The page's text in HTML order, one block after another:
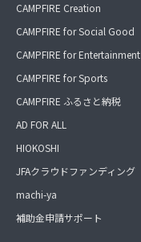
CAMPFIRE Creation
CAMPFIRE for Social Good
CAMPFIRE for Entertainment
CAMPFIRE for Sports
CAMPFIRE ふるさと納税
AD FOR ALL
HIOKOSHI
JFAクラウドファンディング
machi-ya
補助金申請サポート